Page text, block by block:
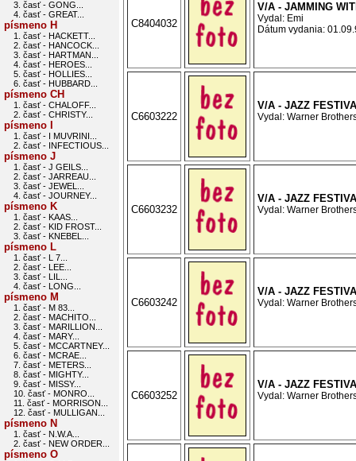
3. časť - GONG...
4. časť - GREAT...
písmeno H
1. časť - HACKETT...
2. časť - HANCOCK...
3. časť - HARTMAN...
4. časť - HEROES...
5. časť - HOLLIES...
6. časť - HUBBARD...
písmeno CH
1. časť - CHALOFF...
2. časť - CHRISTY...
písmeno I
1. časť - I MUVRINI...
2. časť - INFECTIOUS...
písmeno J
1. časť - J GEILS...
2. časť - JARREAU...
3. časť - JEWEL...
4. časť - JOURNEY...
písmeno K
1. časť - KAAS...
2. časť - KID FROST...
3. časť - KNEBEL...
písmeno L
1. časť - L 7...
2. časť - LEE...
3. časť - LIL...
4. časť - LONG...
písmeno M
1. časť - M 83...
2. časť - MACHITO...
3. časť - MARILLION...
4. časť - MARY...
5. časť - MCCARTNEY...
6. časť - MCRAE...
7. časť - METERS...
8. časť - MIGHTY...
9. časť - MISSY...
10. časť - MONRO...
11. časť - MORRISON...
12. časť - MULLIGAN...
písmeno N
1. časť - N.W.A...
2. časť - NEW ORDER...
písmeno O
C8404032
V/A - JAMMING
Vydal: Emi
Dátum vydania:
C6603222
V/A - JAZZ
Vydal: Warner
C6603232
V/A - JAZZ
Vydal: Warner
C6603242
V/A - JAZZ
Vydal: Warner
C6603252
V/A - JAZZ
Vydal: Warner